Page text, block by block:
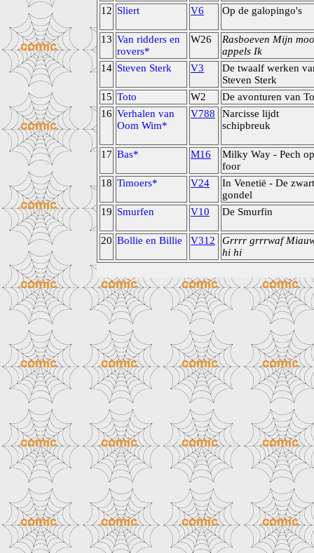
12 Sliert V6 Op de galopingo's
13 Van ridders en
rovers*
W26
Rasboeven Mijn
appels Ik
14 Steven Sterk V3
De twaalf werken
Steven Sterk
15 Toto W2
De avonturen van
16 Verhalen van
Oom Wim*
V788
Narcisse lijdt
schipbreuk
17 Bas* M16
Milky Way - Pech
foor
18 Timoers* V24
In Venetië - De
gondel
19 Smurfen V10 De Smurfin
20 Bollie en Billie V312
Grrrr grrrwaf
hi hi